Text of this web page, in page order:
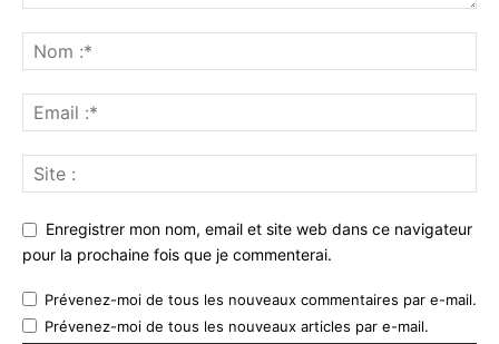
Enregistrer mon nom, email et site web dans ce navigateur
pour la prochaine fois que je commenterai.
Prévenez-moi de tous les nouveaux commentaires par e-mail.
Prévenez-moi de tous les nouveaux articles par e-mail.